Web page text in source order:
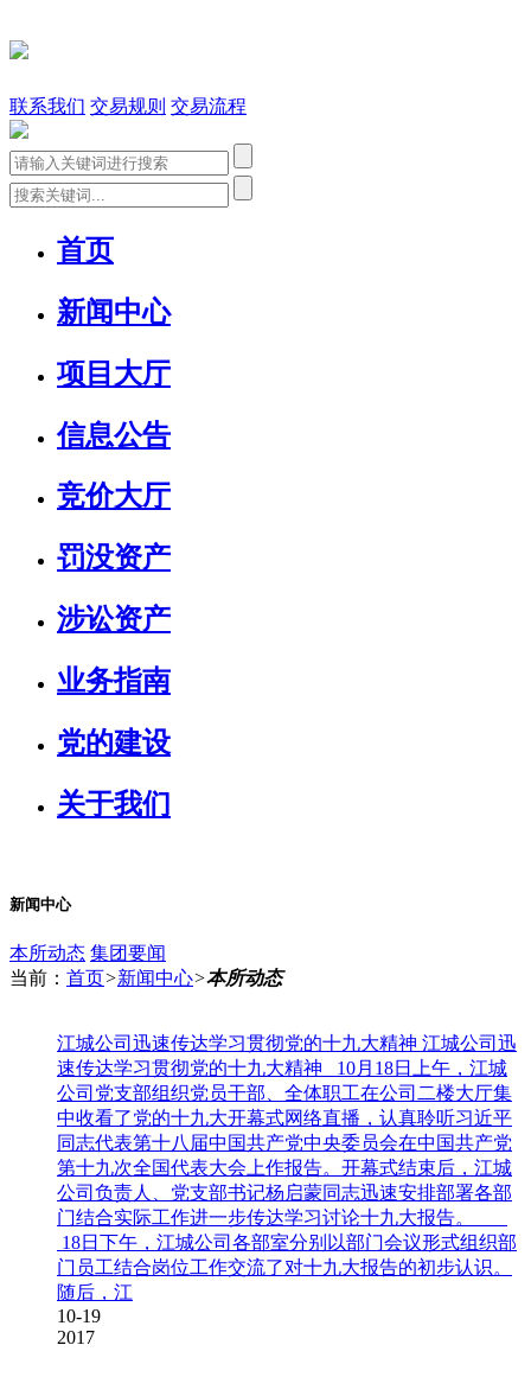
联系我们 交易规则 交易流程
首页
新闻中心
项目大厅
信息公告
竞价大厅
罚没资产
涉讼资产
业务指南
党的建设
关于我们
新闻中心
本所动态 集团要闻
当前： 首页>新闻中心>本所动态
江城公司迅速传达学习贯彻党的十九大精神 江城公司迅
速传达学习贯彻党的十九大精神 10月18日上午，江城
公司党支部组织党员干部、全体职工在公司二楼大厅集
中收看了党的十九大开幕式网络直播，认真聆听习近平
同志代表第十八届中国共产党中央委员会在中国共产党
第十九次全国代表大会上作报告。开幕式结束后，江城
公司负责人、党支部书记杨启蒙同志迅速安排部署各部
门结合实际工作进一步传达学习讨论十九大报告。
18日下午，江城公司各部室分别以部门会议形式组织部
门员工结合岗位工作交流了对十九大报告的初步认识。
随后，江
10-19
2017